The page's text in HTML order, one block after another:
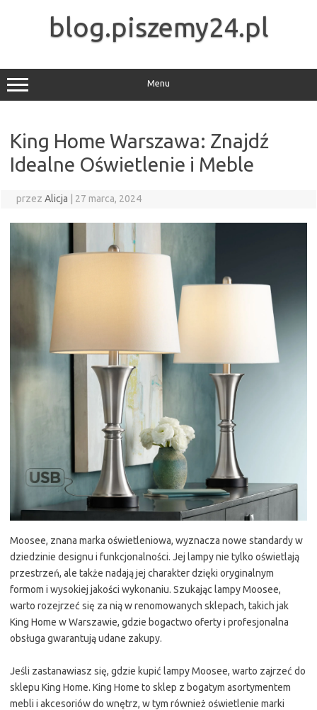
blog.piszemy24.pl
Menu
King Home Warszawa: Znajdź
Idealne Oświetlenie i Meble
przez Alicja 27 marca, 2024
Moosee, znana marka oświetleniowa, wyznacza nowe standardy w
dziedzinie designu i funkcjonalności. Jej lampy nie tylko oświetlają
przestrzeń, ale także nadają jej charakter dzięki oryginalnym
formom i wysokiej jakości wykonaniu. Szukając lampy Moosee,
warto rozejrzeć się za nią w renomowanych sklepach, takich jak
King Home w Warszawie, gdzie bogactwo oferty i profesjonalna
obsługa gwarantują udane zakupy.
Jeśli zastanawiasz się, gdzie kupić lampy Moosee, warto zajrzeć do
sklepu King Home. King Home to sklep z bogatym asortymentem
mebli i akcesoriów do wnętrz, w tym również oświetlenie marki